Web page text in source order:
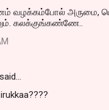
வழக்கம்போல் அருமை,
கலக்குங்கண்ணே..
said…